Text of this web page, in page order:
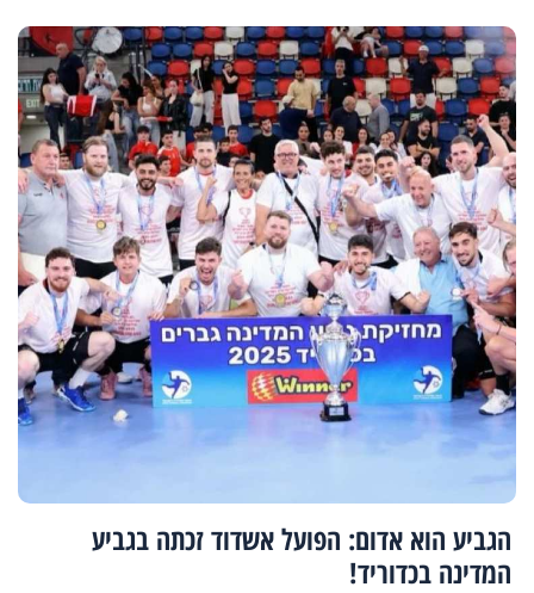
הגביע הוא אדום: הפועל אשדוד זכתה בגביע
המדינה בכדוריד!